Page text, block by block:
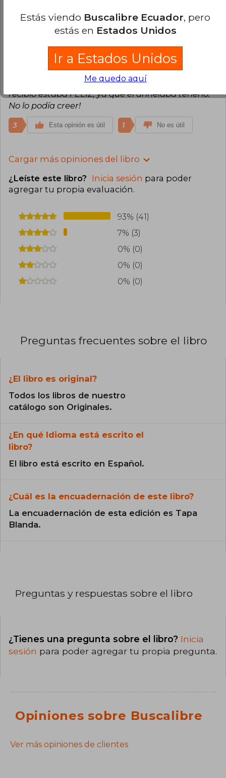
Esta opinión es útil 1 No es útil
Evelyn Soto
Lunes 20 de Mayo, 2024
Compra Verificada
El libro era para un regalo y la persona que lo
recibió estaba FELIZ, ya que él anhelaba tenerlo.
No lo podía creer!
3 Esta opinión es útil 1 No es útil
Cargar más opiniones del libro
¿Leíste este libro? Inicia sesión para poder
agregar tu propia evaluación.
93% (41)
7% (3)
0% (0)
0% (0)
0% (0)
Preguntas frecuentes sobre el libro
¿El libro es original?
Todos los libros de nuestro
catálogo son Originales.
¿En qué Idioma está escrito el
libro?
El libro está escrito en Español.
¿Cuál es la encuadernación de este libro?
La encuadernación de esta edición es Tapa
Blanda.
Preguntas y respuestas sobre el libro
¿Tienes una pregunta sobre el libro? Inicia
sesión para poder agregar tu propia pregunta.
Opiniones sobre Buscalibre
Ver más opiniones de clientes
Estás viendo Buscalibre Ecuador, pero
estás en Estados Unidos
Ir a Estados Unidos
Me quedo aquí